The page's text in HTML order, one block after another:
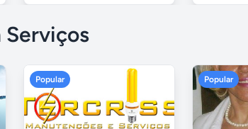
Serviços
Popular Popular